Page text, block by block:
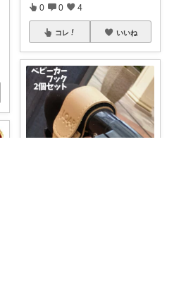
0 0 4
コレ いいね